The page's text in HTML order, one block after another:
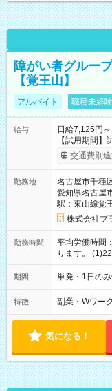
障がい者グルー
【覚王山】
アルバイト 職種未経
給与
日給7,125円
【試用期間
給与は本採用
交通費別
勤務地
名古屋市千種
愛知県名古屋
駅：東山線覚
株式会社プ
勤務時間
平均労働時間
ります。
00 (休憩あり) ３６協定提
時間 勤務日
期間 単発・1日の
特徴 副業・Wワー
気になる！